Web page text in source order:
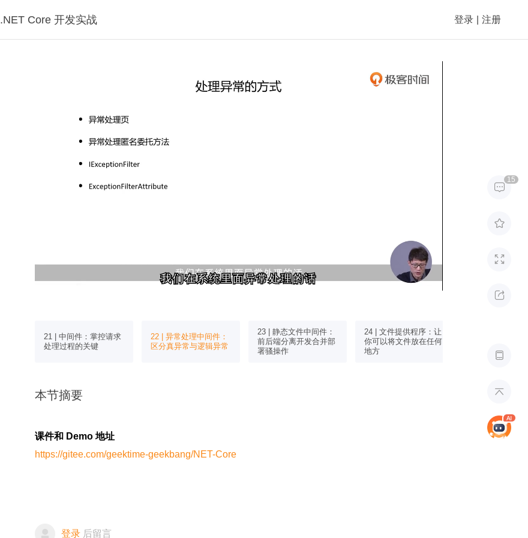
.NET Core 开发实战 登录 注册

15





我们在系统里面异常处理的话
我们在系统里面异常处理的话
21 | 中间件：掌控请求
处理过程的关键
22 | 异常处理中间件：
区分真异常与逻辑异常
23 | 静态文件中间件：
前后端分离开发合并部
署骚操作
24 | 文件提供程序：让
你可以将文件放在任何
地方
本节摘要
课件和 Demo 地址
https://gitee.com/geektime-geekbang/NET-Core
登录 后留言